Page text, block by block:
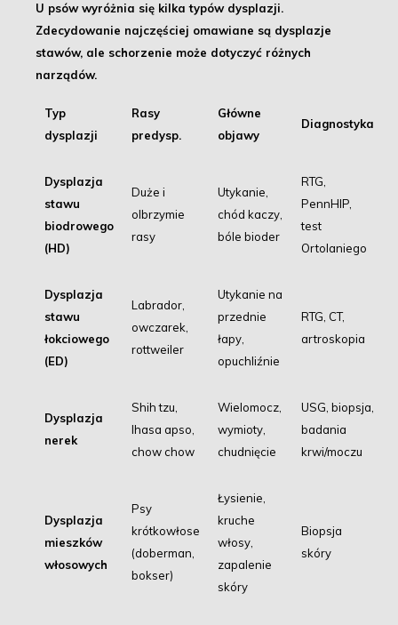
U psów wyróżnia się kilka typów dysplazji.
Zdecydowanie najczęściej omawiane są dysplazje
stawów, ale schorzenie może dotyczyć różnych
narządów.
Typ
dysplazji
Rasy
predysp.
Główne
objawy
Diagnostyka
Dysplazja
stawu
biodrowego
(HD)
Duże i
olbrzymie
rasy
Utykanie,
chód kaczy,
bóle bioder
RTG,
PennHIP,
test
Ortolaniego
Dysplazja
stawu
łokciowego
(ED)
Labrador,
owczarek,
rottweiler
Utykanie na
przednie
łapy,
opuchliźnie
RTG, CT,
artroskopia
Dysplazja
nerek
Shih tzu,
lhasa apso,
chow chow
Wielomocz,
wymioty,
chudnięcie
USG, biopsja,
badania
krwi/moczu
Dysplazja
mieszków
włosowych
Psy
krótkowłose
(doberman,
bokser)
Łysienie,
kruche
włosy,
zapalenie
skóry
Biopsja
skóry